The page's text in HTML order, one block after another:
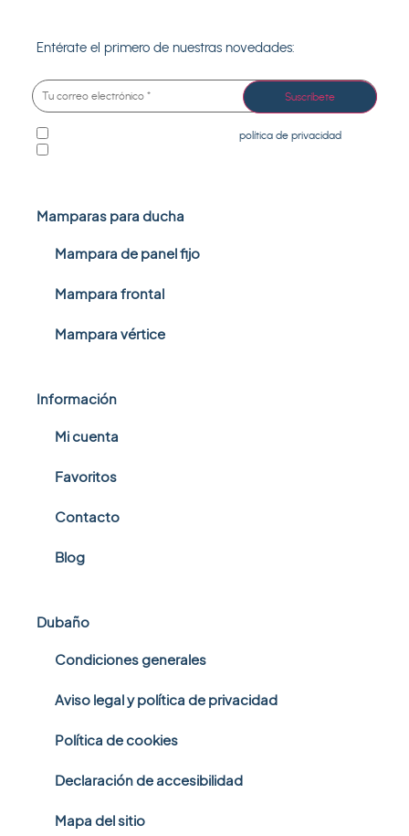
Entérate el primero de nuestras novedades:
política de privacidad
Mamparas para ducha
Mampara de panel fijo
Mampara frontal
Mampara vértice
Información
Mi cuenta
Favoritos
Contacto
Blog
Dubaño
Condiciones generales
Aviso legal y política de privacidad
Política de cookies
Declaración de accesibilidad
Mapa del sitio